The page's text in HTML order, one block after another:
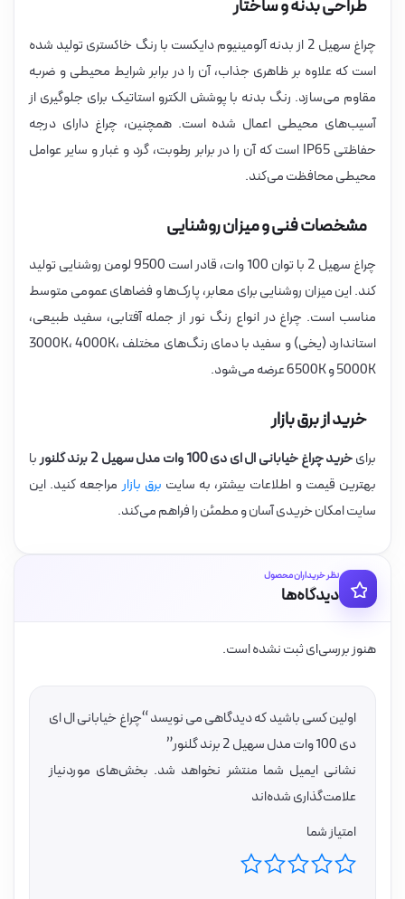
طراحی بدنه و ساختار
چراغ سهیل 2 از بدنه آلومینیوم دایکست با رنگ خاکستری تولید شده
است که علاوه بر ظاهری جذاب، آن را در برابر شرایط محیطی و ضربه
مقاوم می‌سازد. رنگ بدنه با پوشش الکترو استاتیک برای جلوگیری از
آسیب‌های محیطی اعمال شده است. همچنین، چراغ دارای درجه
حفاظتی IP65 است که آن را در برابر رطوبت، گرد و غبار و سایر عوامل
محیطی محافظت می‌کند.
مشخصات فنی و میزان روشنایی
چراغ سهیل 2 با توان 100 وات، قادر است 9500 لومن روشنایی تولید
کند. این میزان روشنایی برای معابر، پارک‌ها و فضاهای عمومی متوسط
مناسب است. چراغ در انواع رنگ نور از جمله آفتابی، سفید طبیعی،
استاندارد (یخی) و سفید با دمای رنگ‌های مختلف 3000K، 4000K،
5000K و 6500K عرضه می‌شود.
خرید از برق بازار
برایخرید چراغ خیابانی ال ای دی 100 وات مدل سهیل 2 برند گلنور
با
بهترین قیمت و اطلاعات بیشتر، به سایت برق بازارمراجعه کنید. این
سایت امکان خریدی آسان و مطمئن را فراهم می‌کند.
نظر خریداران محصول
دیدگاه‌ها
هنوز بررسی‌ای ثبت نشده است.
اولین کسی باشید که دیدگاهی می نویسد “چراغ خیابانی ال ای
دی 100 وات مدل سهیل 2 برند گلنور”
نشانی ایمیل شما منتشر نخواهد شد. بخش‌های موردنیاز
علامت‌گذاری شده‌اند
امتیاز شما